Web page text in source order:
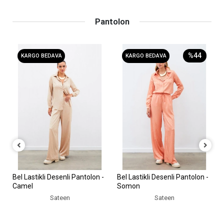
Pantolon
KARGO BEDAVA
Sepete Ekle
Bel Lastikli Desenli Pantolon -
Camel
Sateen
KARGO BEDAVA %44
Sepete Ekle
Bel Lastikli Desenli Pantolon -
Somon
Sateen